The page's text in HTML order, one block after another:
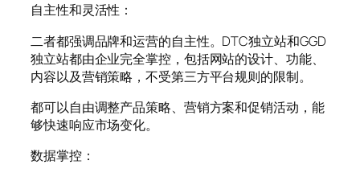
自主性和灵活性：
二者都强调品牌和运营的自主性。DTC独立站和GGD
独立站都由企业完全掌控，包括网站的设计、功能、
内容以及营销策略，不受第三方平台规则的限制。
都可以自由调整产品策略、营销方案和促销活动，能
够快速响应市场变化。
数据掌控：